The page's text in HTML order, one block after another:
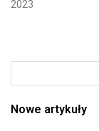
2023
Nowe artykuły